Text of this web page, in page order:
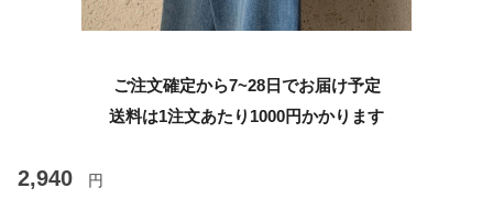
ご注文確定から7~28日でお届け予定
送料は1注文あたり 1000円かかります
2,940 円